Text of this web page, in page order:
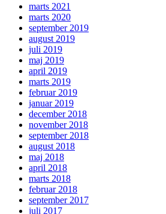
marts 2021
marts 2020
september 2019
august 2019
juli 2019
maj 2019
april 2019
marts 2019
februar 2019
januar 2019
december 2018
november 2018
september 2018
august 2018
maj 2018
april 2018
marts 2018
februar 2018
september 2017
juli 2017